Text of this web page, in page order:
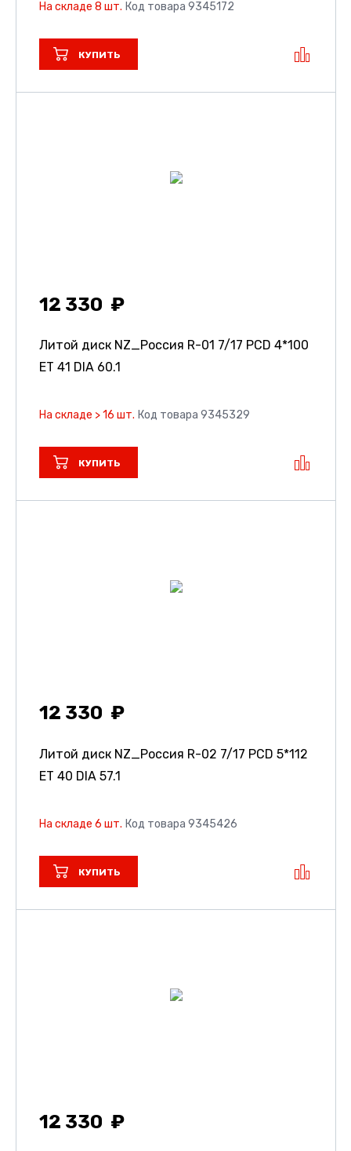
На складе 8 шт. Код товара 9345172
КУПИТЬ
12 330
Литой диск NZ_Россия R-01 7/17 PCD 4*100
ET 41 DIA 60.1
На складе > 16 шт. Код товара 9345329
КУПИТЬ
12 330
Литой диск NZ_Россия R-02 7/17 PCD 5*112
ET 40 DIA 57.1
На складе 6 шт. Код товара 9345426
КУПИТЬ
12 330